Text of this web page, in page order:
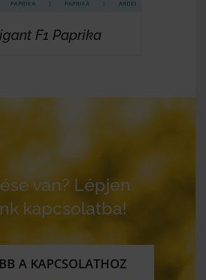
F1 Paprika
van? Lépjen
kapcsolatba!
A KAPCSOLATHOZ